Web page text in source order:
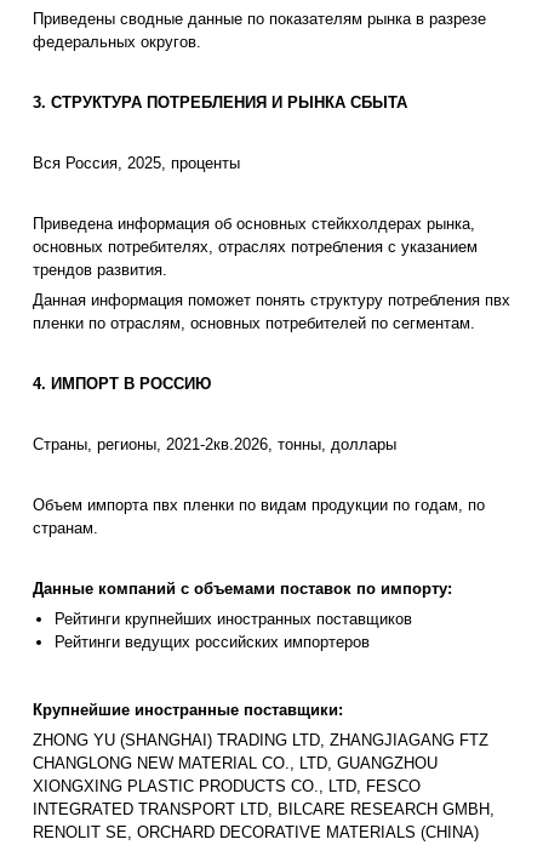
Приведены сводные данные по показателям рынка в разрезе
федеральных округов.
3. СТРУКТУРА ПОТРЕБЛЕНИЯ И РЫНКА СБЫТА
Вся Россия, 2025, проценты
Приведена информация об основных стейкхолдерах рынка,
основных потребителях, отраслях потребления с указанием
трендов развития.
Данная информация поможет понять структуру потребления пвх
пленки по отраслям, основных потребителей по сегментам.
4. ИМПОРТ В РОССИЮ
Страны, регионы, 2021-2кв.2026, тонны, доллары
Объем импорта пвх пленки по видам продукции по годам, по
странам.
Данные компаний с объемами поставок по импорту:
Рейтинги крупнейших иностранных поставщиков
Рейтинги ведущих российских импортеров
Крупнейшие иностранные поставщики:
ZHONG YU (SHANGHAI) TRADING LTD, ZHANGJIAGANG FTZ
CHANGLONG NEW MATERIAL CO., LTD, GUANGZHOU
XIONGXING PLASTIC PRODUCTS CO., LTD, FESCO
INTEGRATED TRANSPORT LTD, BILCARE RESEARCH GMBH,
RENOLIT SE, ORCHARD DECORATIVE MATERIALS (CHINA)